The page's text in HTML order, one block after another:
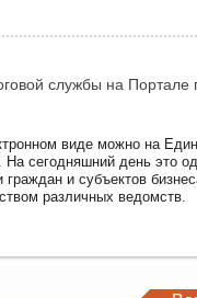
службы на Портале
виде можно на
На сегодняшний день это
граждан и субъектов
различных ведомств.